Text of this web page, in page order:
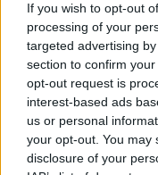
If you wish to opt-out
processing of your
targeted advertising
section to confirm
opt-out request is
interest-based ads
us or personal
your opt-out. You may
disclosure of your
A milánói
Balogh Zsolt •2022.
Milánó számos
odalátogatók
sokasága, maga a
meg a Milano